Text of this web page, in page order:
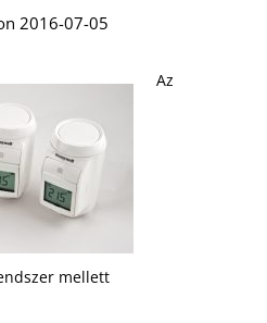
2016-07-05
mellett
Az